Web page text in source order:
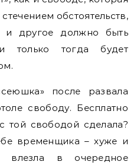
обстоятельств,
и другое должно быть
только тогда будет
после развала
свободу. Бесплатно
той свободой сделала?
временщика – хуже и
влезла в очередное